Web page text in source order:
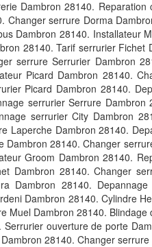
Dambron 28140.
Changer serrure Dorma
Dambron 28140. Installateur
28140. Tarif serrurier
serrure Serrurier Dambron
Picard Dambron 28140.
Picard Dambron 28140.
serrurier Serrure
serrurier City Dambron
Laperche Dambron 28140.
Dambron 28140. Changer
Groom Dambron 28140.
Dambron 28140. Changer
Dambron 28140.
Dambron 28140. Cylindre
Muel Dambron 28140.
Serrurier ouverture de porte
28140. Changer